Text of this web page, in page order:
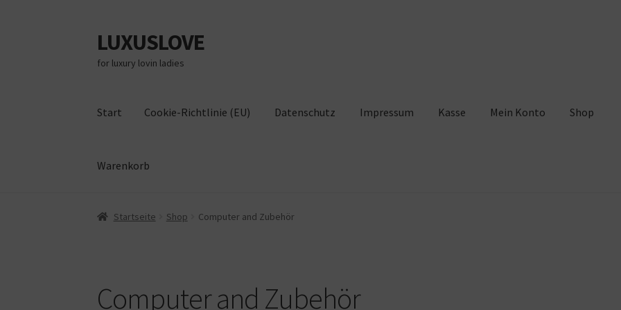
Zur
Navigation
springen
Zum
Inhalt
springen
LUXUSLOVE
for luxury lovin ladies
Start Cookie-Richtlinie (EU) Datenschutz Impressum Kasse Mein Konto Shop
Warenkorb
Start Cookie-Richtlinie (EU) Datenschutz
Startseite Shop Computer and Zubehör
Computer and Zubehör